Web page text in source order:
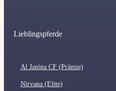
Lieblingspferde
Al Janina CF (Prämie)
Nirvana (Elite)